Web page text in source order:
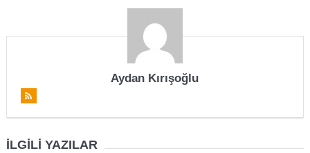
Aydan Kırışoğlu
İLGILI YAZILAR